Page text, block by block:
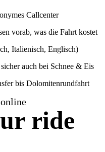
Callcenter
vorab, was die Fahrt kostet
Italienisch, Englisch)
auch bei Schnee & Eis
bis Dolomitenrundfahrt
ride